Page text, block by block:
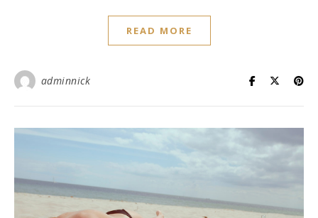
READ MORE
adminnick